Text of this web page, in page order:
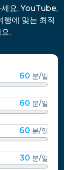
요. YouTube,
행에 맞는 최적
.
60 분/일
60 분/일
60 분/일
30 분/일